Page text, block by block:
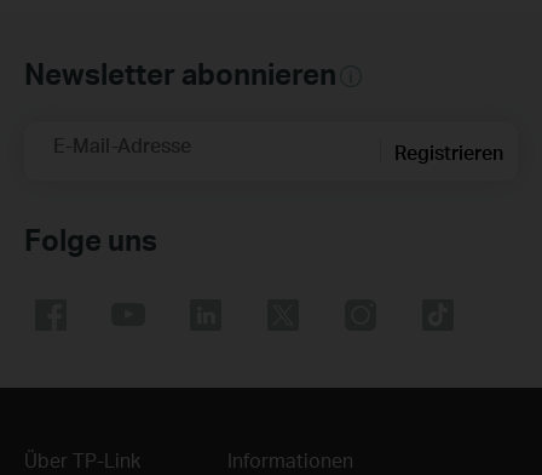
Newsletter abonnieren
E-Mail-Adresse Registrieren
Folge uns
Über TP-Link Informationen